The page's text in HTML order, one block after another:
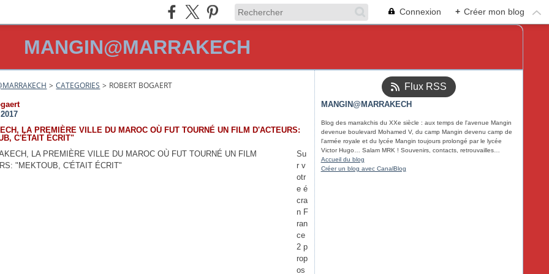
Connexion + Créer mon blog
MANGIN@MARRAKECH
> CATEGORIES > ROBERT BOGAERT
LA PREMIÈRE VILLE DU MAROC OÙ FUT TOURNÉ UN FILM D'ACTEURS:
C'ÉTAIT ÉCRIT"
Su
r v
otr
e é
cra
n F
ran
ce
2 p
rop
os
Flux RSS
MANGIN@MARRAKECH
Blog des marrakchis du XXe siècle : aux temps de l'avenue Mangin
devenue boulevard Mohamed V, du camp Mangin devenu camp de
l'armée royale et du lycée Mangin toujours prolongé par le lycée
Victor Hugo… Salam MRK ! Souvenirs, contacts, retrouvailles…
Accueil du blog
Créer un blog avec CanalBlog